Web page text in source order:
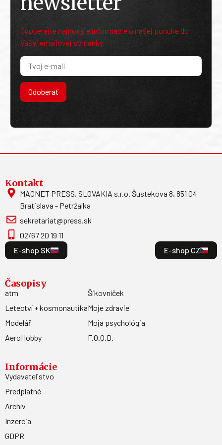
Odoberajte najnovšie informácie o našej ponuke do
Vašej emailovej schránky.
Odoberať
Kontakt
MAGNET PRESS, SLOVAKIA s.r.o. Šustekova 8, 851 04
Bratislava - Petržalka
sekretariat@press.sk
02/67 20 19 11
E-shop SK
E-shop CZ
Časopisy
atm
Letectví + kosmonautika
Modelář
AeroHobby
Šikovníček
Moje zdravie
Moja psychológia
F.O.O.D.
Informácie
Vydavateľstvo
Predplatné
Archív
Inzercia
GDPR